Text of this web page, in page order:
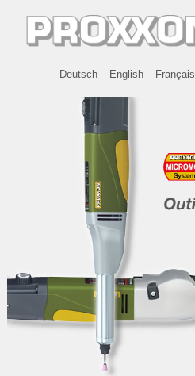
Deutsch English Français